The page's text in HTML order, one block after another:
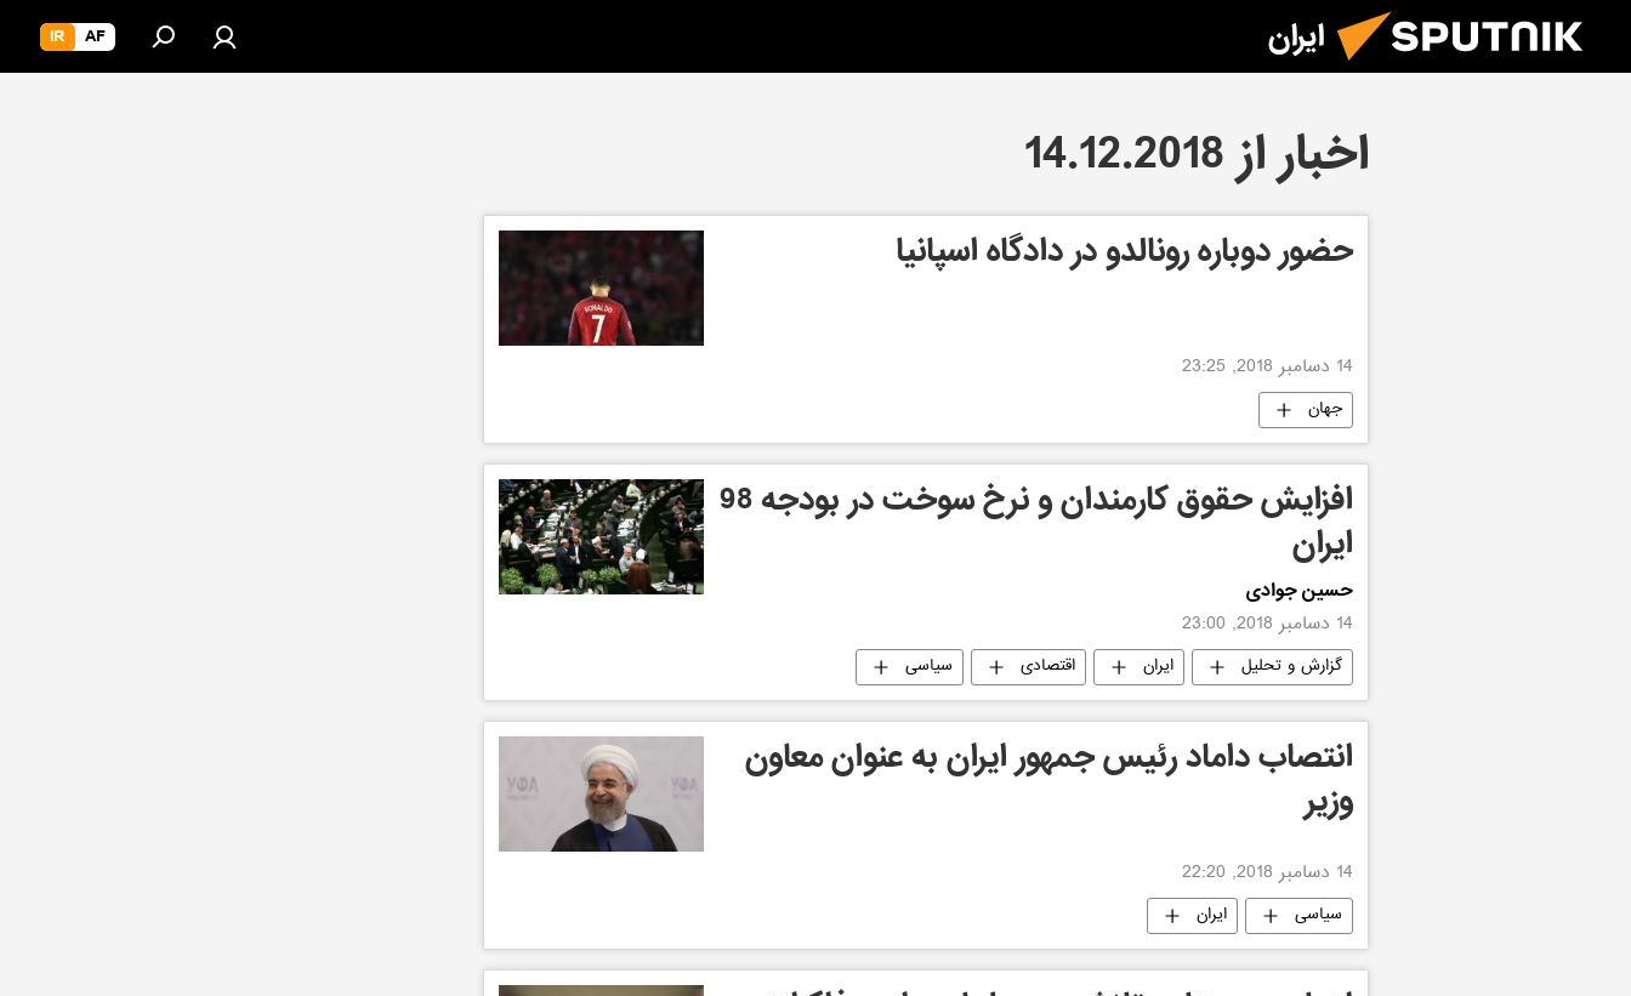
ایران AF
IR
اخبار از 14.12.2018
حضور دوباره رونالدو در دادگاه اسپانیا
14 دسامبر 2018, 23:25
جهان
افزایش حقوق کارمندان و نرخ سوخت در بودجه 98
ایران
حسین جوادی
14 دسامبر 2018, 23:00
گزارش و تحلیل ایران اقتصادی سیاسی
انتصاب داماد رئیس جمهور ایران به عنوان معاون
وزیر
14 دسامبر 2018, 22:20
سیاسی ایران